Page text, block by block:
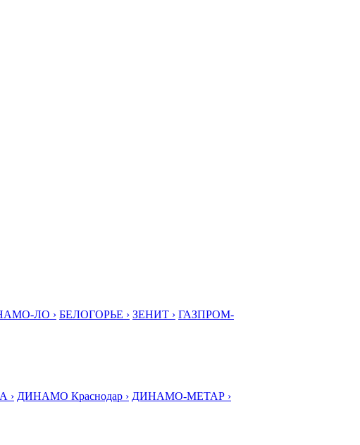
ЛО › БЕЛОГОРЬЕ › ЗЕНИТ › ГАЗПРОМ-
› ДИНАМО Краснодар › ДИНАМО-МЕТАР ›